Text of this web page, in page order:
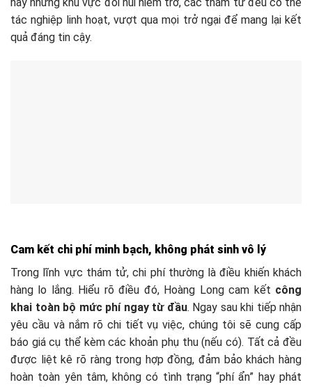
tác nghiệp linh hoạt, vượt qua mọi trở ngại để mang lại kết
quả đáng tin cậy.
Cam kết chi phí minh bạch, không phát sinh vô lý
Trong lĩnh vực thám tử, chi phí thường là điều khiến khách
hàng lo lắng. Hiểu rõ điều đó, Hoàng Long cam kết công
khai toàn bộ mức phí ngay từ đầu. Ngay sau khi tiếp nhận
yêu cầu và nắm rõ chi tiết vụ việc, chúng tôi sẽ cung cấp
báo giá cụ thể kèm các khoản phụ thu (nếu có). Tất cả đều
được liệt kê rõ ràng trong hợp đồng, đảm bảo khách hàng
hoàn toàn yên tâm, không có tình trạng “phí ẩn” hay phát